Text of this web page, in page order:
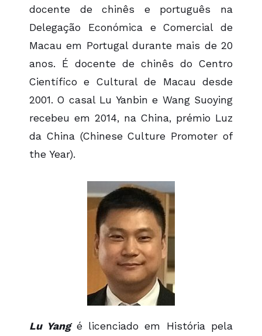
docente de chinês e português na
Delegação Económica e Comercial de
Macau em Portugal durante mais de 20
anos. É docente de chinês do Centro
Científico e Cultural de Macau desde
2001. O casal Lu Yanbin e Wang Suoying
recebeu em 2014, na China, prémio Luz
da China (Chinese Culture Promoter of
the Year).
Lu Yang é licenciado em História pela